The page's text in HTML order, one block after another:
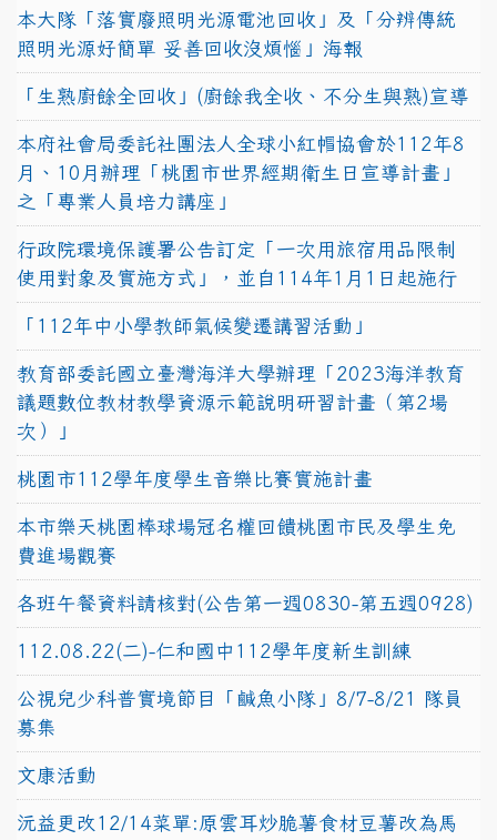
本大隊「落實廢照明光源電池回收」及「分辨傳統
照明光源好簡單 妥善回收沒煩惱」海報
「生熟廚餘全回收」(廚餘我全收、不分生與熟)宣導
本府社會局委託社團法人全球小紅帽協會於112年8
月、10月辦理「桃園市世界經期衛生日宣導計畫」
之「專業人員培力講座」
行政院環境保護署公告訂定「一次用旅宿用品限制
使用對象及實施方式」，並自114年1月1日起施行
「112年中小學教師氣候變遷講習活動」
教育部委託國立臺灣海洋大學辦理「2023海洋教育
議題數位教材教學資源示範說明研習計畫（第2場
次）」
桃園市112學年度學生音樂比賽實施計畫
本市樂天桃園棒球場冠名權回饋桃園市民及學生免
費進場觀賽
各班午餐資料請核對(公告第一週0830-第五週0928)
112.08.22(二)-仁和國中112學年度新生訓練
公視兒少科普實境節目「鹹魚小隊」8/7-8/21 隊員
募集
文康活動
沅益更改12/14菜單:原雲耳炒脆薯食材豆薯改為馬